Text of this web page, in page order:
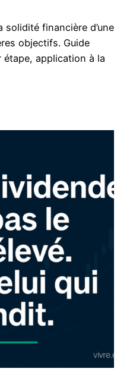
financière d’une
objectifs. Guide
application à la